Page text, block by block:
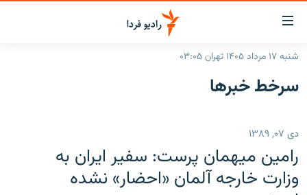
لینک‌های
قابلیت
دسترسی
بازگشت
اصلی
رفتن
صفحه
ایران
رادیو
انتخاب کنید و بشنویدپادکست
شنبه ۱۷ مرداد ۱۴۰۵ تهران ۰۳:۰۵
سرخط‌ خبرها
دی ۰۷, ۱۳۸۹
رامین میهمان پرست: سفیر ایران به
وزارت خارجه آلمان «احضار» نشده